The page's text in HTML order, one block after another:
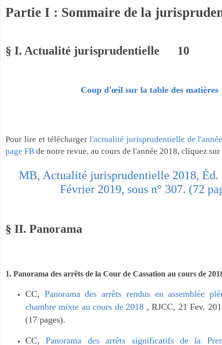
Partie I : Sommaire de la
§ I. Actualité jurisprudentielle 10
Coup d'œil sur la table des matières
Pour lire et télécharger l'actualité jurisprudentielle de
page FB de notre revue, au cours de l'année 2018, cliquez sur
MB, Actualité jurisprudentielle 2018, Éd.
Février 2019, sous n° 307. (72
§ II. Panorama
1. Panorama des arrêts de la Cour de Cassation au cours de
CC, Panorama des arrêts rendus en assemblée
chambre mixte au cours de 2018 , RJCC, 21 Fev.
(17 pages).
CC,Panorama des arrêts significatifs de la